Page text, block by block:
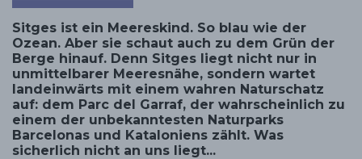
Sitges ist ein Meereskind. So blau wie der
Ozean. Aber sie schaut auch zu dem Grün der
Berge hinauf. Denn Sitges liegt nicht nur in
unmittelbarer Meeresnähe, sondern wartet
landeinwärts mit einem wahren Naturschatz
auf: dem Parc del Garraf, der wahrscheinlich zu
einem der unbekanntesten Naturparks
Barcelonas und Kataloniens zählt. Was
sicherlich nicht an uns liegt...